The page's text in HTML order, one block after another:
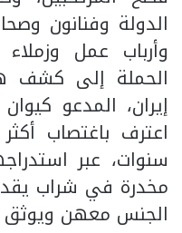
الدولة وفنانون
وأرباب عمل
الحملة إلى كشف
إيران، المدعو
سنوات، عبر
مخدرة في شراب
الجنس معهن ويوثق